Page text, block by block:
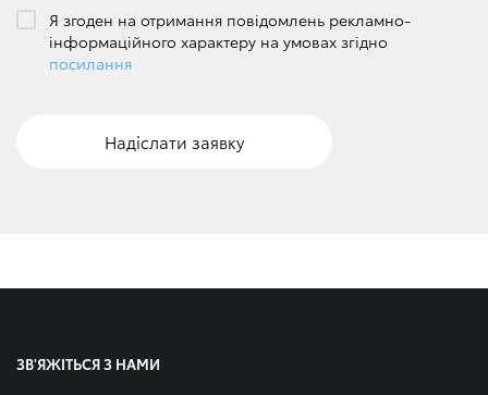
Я згоден на отримання повідомлень рекламно-
інформаційного характеру на умовах згідно
посилання
Надіслати заявку
ЗВ'ЯЖІТЬСЯ З НАМИ